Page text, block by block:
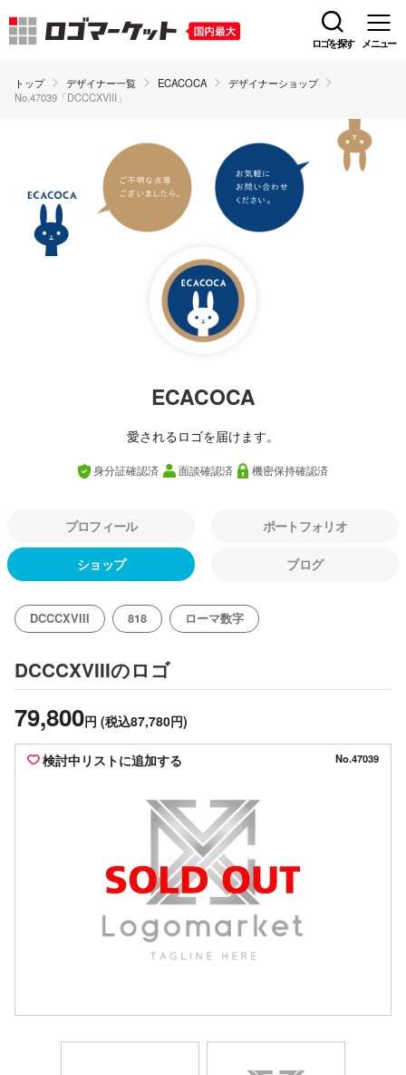
ロゴを探す メニュー
トップ デザイナー一覧 ECACOCA
デザイナーショップ
No.47039「DCCCXVIII」
ECACOCA
愛されるロゴを届けます。
身分証確認済 面談確認済 機密保持確認済
プロフィール ポートフォリオ
ショップ ブログ
DCCCXVIII 818 ローマ数字
DCCCXVIIIのロゴ
79,800円 (税込87,780円)
検討中リストに追加する No.47039